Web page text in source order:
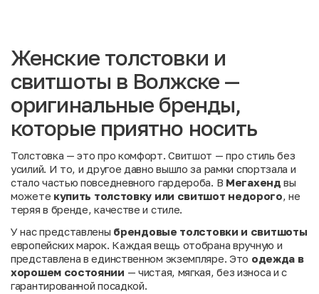
Женские толстовки и
свитшоты в Волжске —
оригинальные бренды,
которые приятно носить
Толстовка — это про комфорт. Свитшот — про стиль без
усилий. И то, и другое давно вышло за рамки спортзала и
стало частью повседневного гардероба. В Мегахенд вы
можете купить толстовку или свитшот недорого, не
теряя в бренде, качестве и стиле.
У нас представлены брендовые толстовки и свитшоты
европейских марок. Каждая вещь отобрана вручную и
представлена в единственном экземпляре. Это одежда в
хорошем состоянии — чистая, мягкая, без износа и с
гарантированной посадкой.